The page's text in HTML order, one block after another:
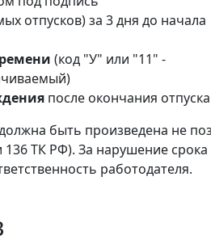
отпусков) за 3 дня до начала
(код "У" или "11" -
после окончания отпуска
быть произведена не
136 ТК РФ). За нарушение срока
работодателя.